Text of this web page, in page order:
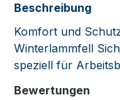
Beschreibung
Komfort und
Winterlammfell
speziell für
Bewertungen